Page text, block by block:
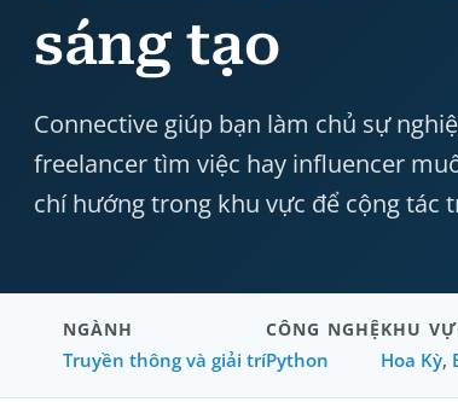
sáng tạo
Connective giúp bạn làm chủ sự
freelancer tìm việc hay influencer
chí hướng trong khu vực để cộng tác
NGÀNH
Truyền thông và giải trí
CÔNG NGHỆ
Python
KHU
Hoa Kỳ,